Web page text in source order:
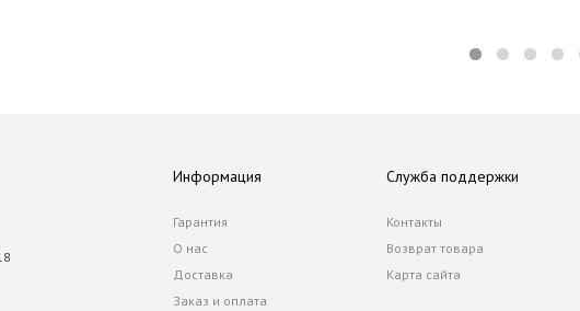
Информация
Гарантия
О нас
Доставка
Заказ и оплата
Служба поддержки
Контакты
Возврат товара
Карта сайта